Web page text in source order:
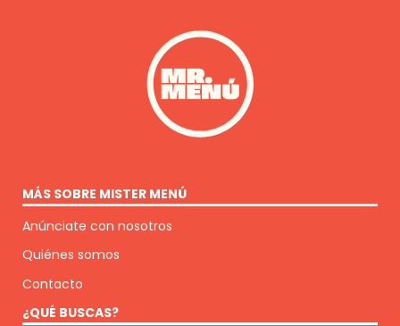
MÁS SOBRE MISTER MENÚ
Anúnciate con nosotros
Quiénes somos
Contacto
¿QUÉ BUSCAS?